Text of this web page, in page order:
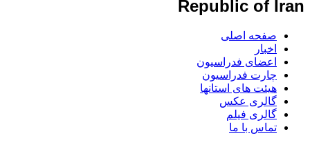
Republic of Iran
صفحه اصلی
اخبار
اعضای فدراسیون
چارت فدراسیون
هیئت های استانها
گالری عکس
گالری فیلم
تماس با ما